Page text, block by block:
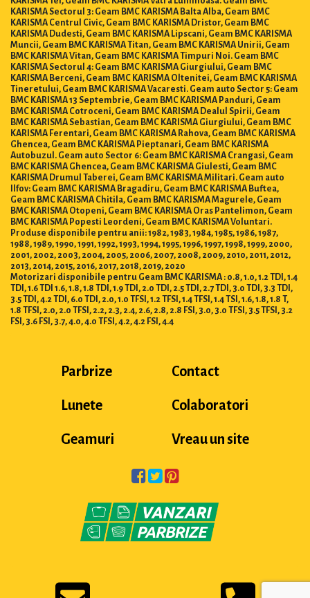
KARISMA Sectorul 3: Geam BMC KARISMA Balta Alba, Geam BMC
KARISMA Centrul Civic, Geam BMC KARISMA Dristor, Geam BMC
KARISMA Dudesti, Geam BMC KARISMA Lipscani, Geam BMC KARISMA
Muncii, Geam BMC KARISMA Titan, Geam BMC KARISMA Unirii, Geam
BMC KARISMA Vitan, Geam BMC KARISMA Timpuri Noi. Geam BMC
KARISMA Sectorul 4: Geam BMC KARISMA Giurgiului, Geam BMC
KARISMA Berceni, Geam BMC KARISMA Oltenitei, Geam BMC KARISMA
Tineretului, Geam BMC KARISMA Vacaresti. Geam auto Sector 5: Geam
BMC KARISMA 13 Septembrie, Geam BMC KARISMA Panduri, Geam
BMC KARISMA Cotroceni, Geam BMC KARISMA Dealul Spirii, Geam
BMC KARISMA Sebastian, Geam BMC KARISMA Giurgiului, Geam BMC
KARISMA Ferentari, Geam BMC KARISMA Rahova, Geam BMC KARISMA
Ghencea, Geam BMC KARISMA Pieptanari, Geam BMC KARISMA
Autobuzul. Geam auto Sector 6: Geam BMC KARISMA Crangasi, Geam
BMC KARISMA Ghencea, Geam BMC KARISMA Giulesti, Geam BMC
KARISMA Drumul Taberei, Geam BMC KARISMA Militari. Geam auto
Ilfov: Geam BMC KARISMA Bragadiru, Geam BMC KARISMA Buftea,
Geam BMC KARISMA Chitila, Geam BMC KARISMA Magurele, Geam
BMC KARISMA Otopeni, Geam BMC KARISMA Oras Pantelimon, Geam
BMC KARISMA Popesti Leordeni, Geam BMC KARISMA Voluntari.
Produse disponibile pentru anii: 1982, 1983, 1984, 1985, 1986, 1987,
1988, 1989, 1990, 1991, 1992, 1993, 1994, 1995, 1996, 1997, 1998, 1999, 2000,
2001, 2002, 2003, 2004, 2005, 2006, 2007, 2008, 2009, 2010, 2011, 2012,
2013, 2014, 2015, 2016, 2017, 2018, 2019, 2020
Motorizari disponibile pentru Geam BMC KARISMA : 0.8, 1.0, 1.2 TDI, 1.4
TDI, 1.6 TDI 1.6, 1.8, 1.8 TDI, 1.9 TDI, 2.0 TDI, 2.5 TDI, 2.7 TDI, 3.0 TDI, 3.3 TDI,
3.5 TDI, 4.2 TDI, 6.0 TDI, 2.0, 1.0 TFSI, 1.2 TFSI, 1.4 TFSI, 1.4 TSI, 1.6, 1.8, 1.8 T,
1.8 TFSI, 2.0, 2.0 TFSI, 2.2, 2.3, 2.4, 2.6, 2.8, 2.8 FSI, 3.0, 3.0 TFSI, 3.5 TFSI, 3.2
FSI, 3.6 FSI, 3.7, 4.0, 4.0 TFSI, 4.2, 4.2 FSI, 4.4
Parbrize
Lunete
Geamuri
Contact
Colaboratori
Vreau un site